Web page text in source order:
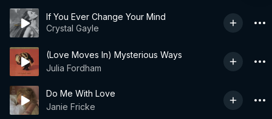
If You Ever Change Your Mind
Crystal Gayle
(Love Moves In) Mysterious Ways
Julia Fordham
Do Me With Love
Janie Fricke